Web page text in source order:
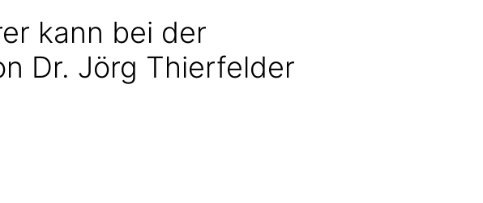
kann bei der
Dr. Jörg Thierfelder